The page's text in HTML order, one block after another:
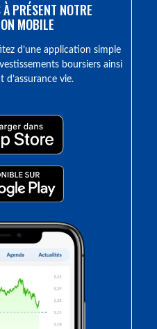
PRÉSENT NOTRE
MOBILE
d’une application simple
boursiers ainsi
vie.